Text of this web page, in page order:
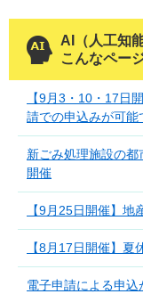
AI（人工知
こんなペー
【9月3・10・17日
請での申込みが可能
新ごみ処理施設の
開催
【9月25日開催】
【8月17日開催】夏
電子申請による申